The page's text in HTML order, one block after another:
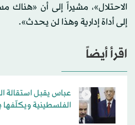
الاحتلال»، مشيراً إلى أن
إلى أداة إدارية وهذا لن يحدث».
اقرأ أيضاً
عباس يقبل استقالة
الفلسطينية ويكلّفها